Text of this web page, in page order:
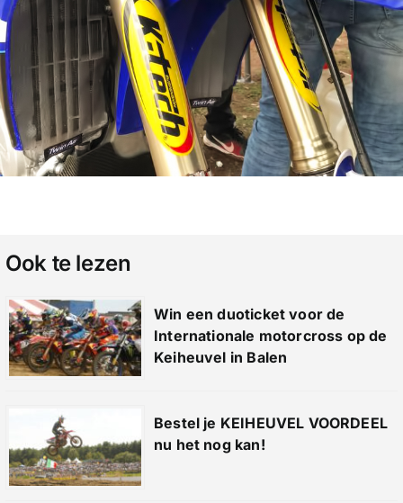
Ook te lezen
Win een duoticket voor de
Internationale motorcross op de
Keiheuvel in Balen
Bestel je KEIHEUVEL VOORDEEL
nu het nog kan!